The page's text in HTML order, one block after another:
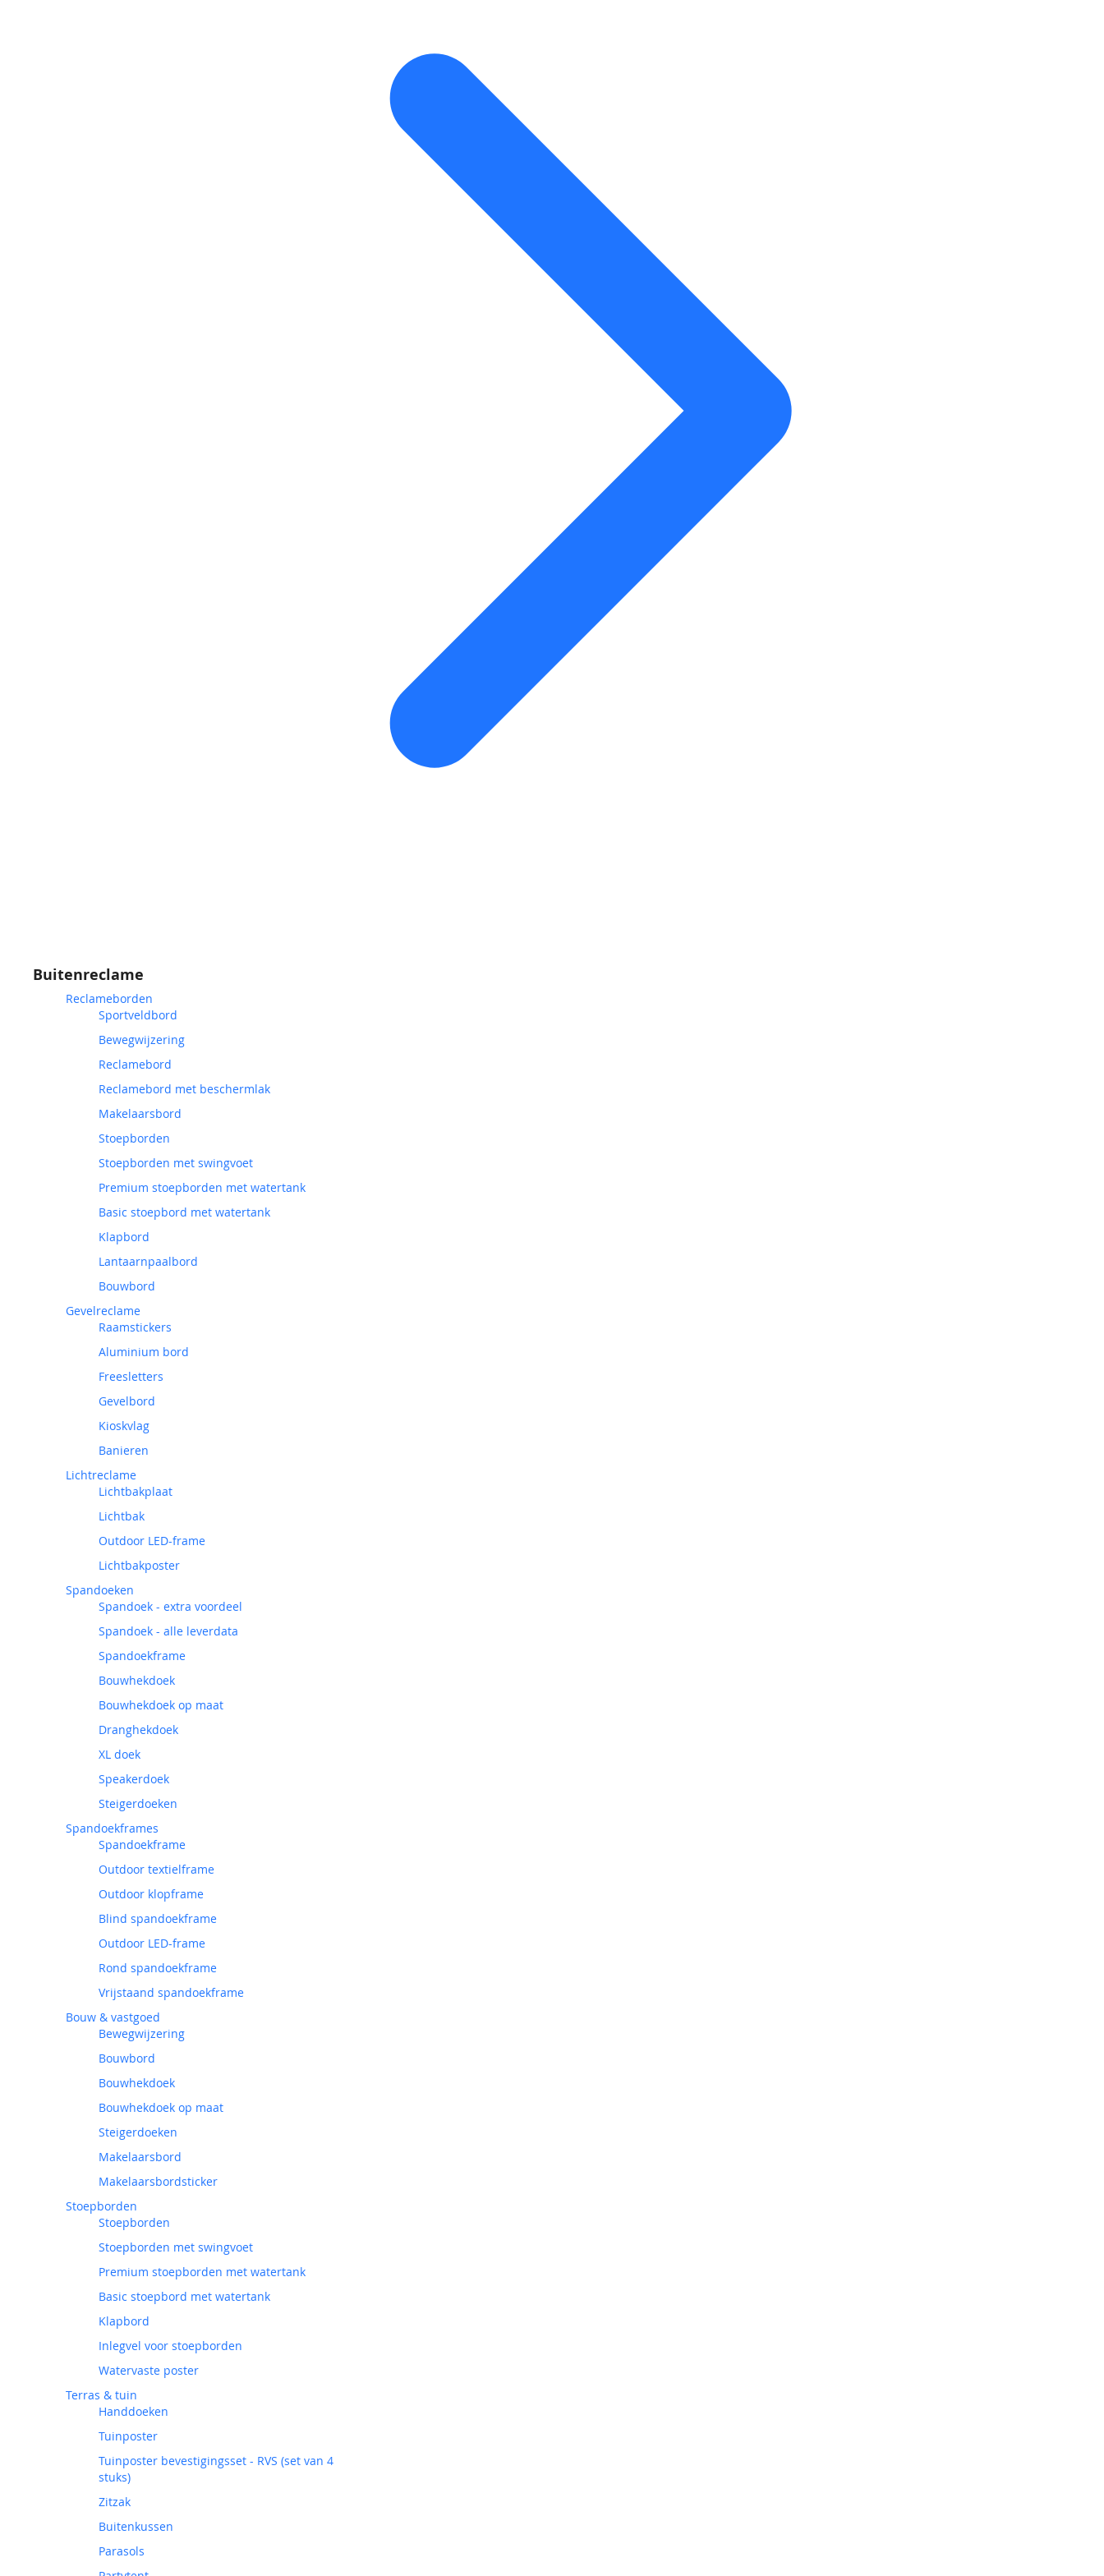
Buitenreclame
Reclameborden
Sportveldbord
Bewegwijzering
Reclamebord
Reclamebord met beschermlak
Makelaarsbord
Stoepborden
Stoepborden met swingvoet
Premium stoepborden met watertank
Basic stoepbord met watertank
Klapbord
Lantaarnpaalbord
Bouwbord
Gevelreclame
Raamstickers
Aluminium bord
Freesletters
Gevelbord
Kioskvlag
Banieren
Lichtreclame
Lichtbakplaat
Lichtbak
Outdoor LED-frame
Lichtbakposter
Spandoeken
Spandoek - extra voordeel
Spandoek - alle leverdata
Spandoekframe
Bouwhekdoek
Bouwhekdoek op maat
Dranghekdoek
XL doek
Speakerdoek
Steigerdoeken
Spandoekframes
Spandoekframe
Outdoor textielframe
Outdoor klopframe
Blind spandoekframe
Outdoor LED-frame
Rond spandoekframe
Vrijstaand spandoekframe
Bouw & vastgoed
Bewegwijzering
Bouwbord
Bouwhekdoek
Bouwhekdoek op maat
Steigerdoeken
Makelaarsbord
Makelaarsbordsticker
Stoepborden
Stoepborden
Stoepborden met swingvoet
Premium stoepborden met watertank
Basic stoepbord met watertank
Klapbord
Inlegvel voor stoepborden
Watervaste poster
Terras & tuin
Handdoeken
Tuinposter
Tuinposter bevestigingsset - RVS (set van 4
stuks)
Zitzak
Buitenkussen
Parasols